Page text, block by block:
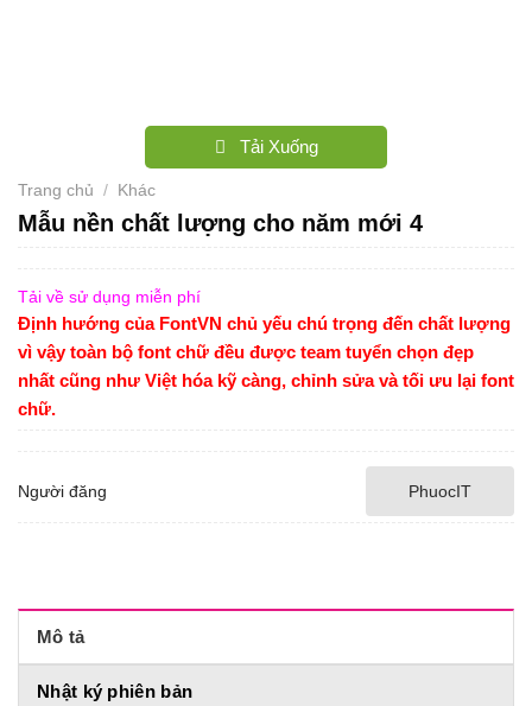
Tải Xuống
Trang chủ / Khác
Mẫu nền chất lượng cho năm mới 4
Tải về sử dụng miễn phí
Định hướng của FontVN chủ yếu chú trọng đến chất lượng
vì vậy toàn bộ font chữ đều được team tuyển chọn đẹp
nhất cũng như Việt hóa kỹ càng, chỉnh sửa và tối ưu lại font
chữ.
Người đăng PhuocIT
Mô tả
Nhật ký phiên bản